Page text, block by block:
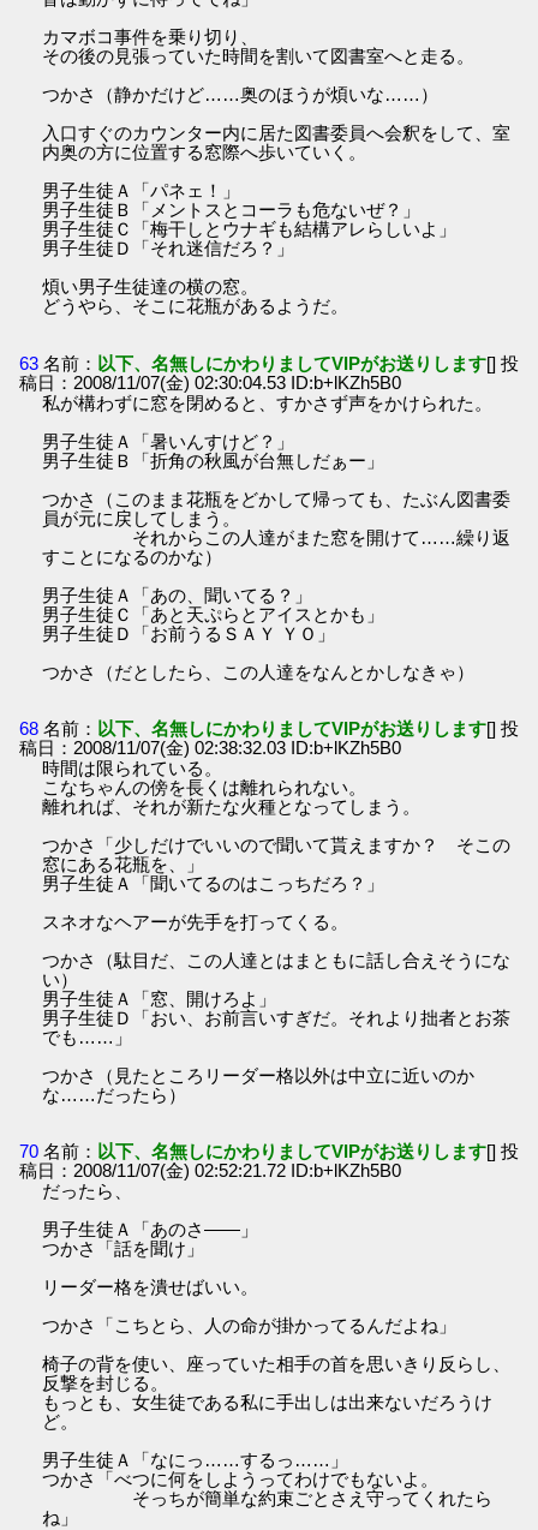
カマボコ事件を乗り切り、
その後の見張っていた時間を割いて図書室へと走る。
つかさ（静かだけど……奥のほうが煩いな……）
入口すぐのカウンター内に居た図書委員へ会釈をして、室
内奥の方に位置する窓際へ歩いていく。
男子生徒Ａ「パネェ！」
男子生徒Ｂ「メントスとコーラも危ないぜ？」
男子生徒Ｃ「梅干しとウナギも結構アレらしいよ」
男子生徒Ｄ「それ迷信だろ？」
煩い男子生徒達の横の窓。
どうやら、そこに花瓶があるようだ。
63 名前： 以下、名無しにかわりましてVIPがお送りします[] 投
稿日：2008/11/07(金) 02:30:04.53 ID:b+lKZh5B0
私が構わずに窓を閉めると、すかさず声をかけられた。
男子生徒Ａ「暑いんすけど？」
男子生徒Ｂ「折角の秋風が台無しだぁー」
つかさ（このまま花瓶をどかして帰っても、たぶん図書委
員が元に戻してしまう。
それからこの人達がまた窓を開けて……繰り返
すことになるのかな）
男子生徒Ａ「あの、聞いてる？」
男子生徒Ｃ「あと天ぷらとアイスとかも」
男子生徒Ｄ「お前うるＳＡＹ ＹＯ」
つかさ（だとしたら、この人達をなんとかしなきゃ）
68 名前： 以下、名無しにかわりましてVIPがお送りします[] 投
稿日：2008/11/07(金) 02:38:32.03 ID:b+lKZh5B0
時間は限られている。
こなちゃんの傍を長くは離れられない。
離れれば、それが新たな火種となってしまう。
つかさ「少しだけでいいので聞いて貰えますか？ そこの
窓にある花瓶を、」
男子生徒Ａ「聞いてるのはこっちだろ？」
スネオなヘアーが先手を打ってくる。
つかさ（駄目だ、この人達とはまともに話し合えそうにな
い）
男子生徒Ａ「窓、開けろよ」
男子生徒Ｄ「おい、お前言いすぎだ。それより拙者とお茶
でも……」
つかさ（見たところリーダー格以外は中立に近いのか
な……だったら）
70 名前： 以下、名無しにかわりましてVIPがお送りします[] 投
稿日：2008/11/07(金) 02:52:21.72 ID:b+lKZh5B0
だったら、
男子生徒Ａ「あのさ――」
つかさ「話を聞け」
リーダー格を潰せばいい。
つかさ「こちとら、人の命が掛かってるんだよね」
椅子の背を使い、座っていた相手の首を思いきり反らし、
反撃を封じる。
もっとも、女生徒である私に手出しは出来ないだろうけ
ど。
男子生徒Ａ「なにっ……するっ……」
つかさ「べつに何をしようってわけでもないよ。
そっちが簡単な約束ごとさえ守ってくれたら
ね」